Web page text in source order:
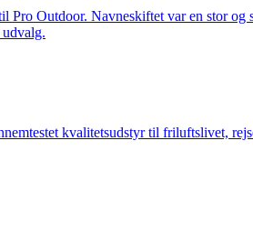
Outdoor. Navneskiftet var en stor
kvalitetsudstyr til friluftslivet,